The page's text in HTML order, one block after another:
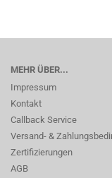
MEHR ÜBER...
Impressum
Kontakt
Callback Service
Versand- &
Zertifizierungen
AGB